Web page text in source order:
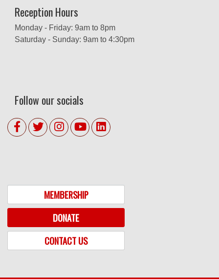
Reception Hours
Monday - Friday: 9am to 8pm
Saturday - Sunday: 9am to 4:30pm
Follow our socials
MEMBERSHIP
DONATE
CONTACT US